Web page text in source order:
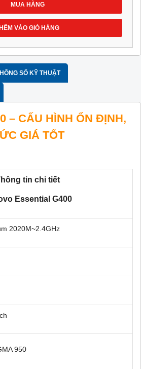
MUA HÀNG
VÀO GIỎ HÀNG
SỐ KỸ THUẬT
– CẤU HÌNH ỔN ĐỊNH,
GIÁ TỐT
tin chi tiết
Essential G400
2020M~2.4GHz
950